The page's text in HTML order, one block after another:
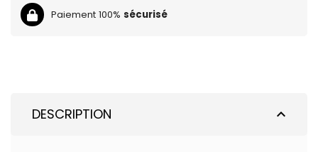
Paiement 100% sécurisé
expand_less
DESCRIPTION